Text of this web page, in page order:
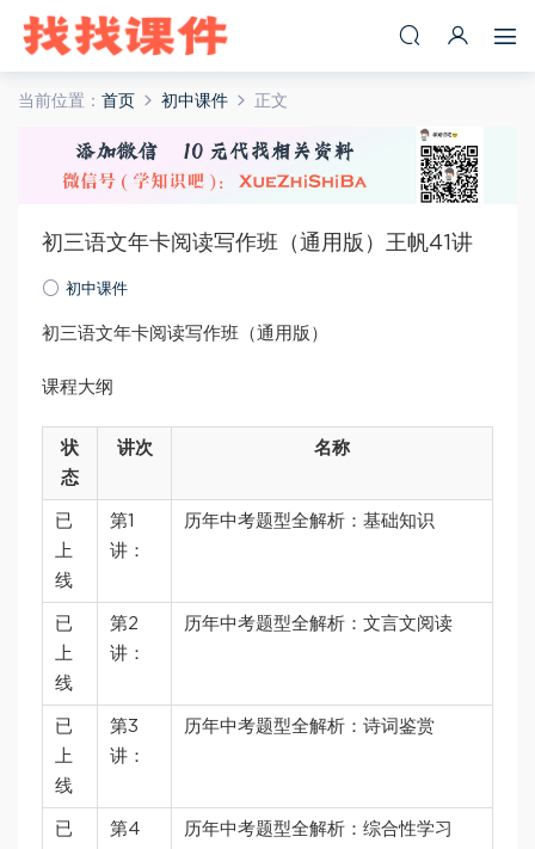
当前位置： 首页 初中课件 正文
初三语文年卡阅读写作班（通用版）王帆41讲
初中课件
初三语文年卡阅读写作班（通用版）
课程大纲
状
态
讲次 名称
已
上
线
第1
讲：
历年中考题型全解析：基础知识
已
上
线
第2
讲：
历年中考题型全解析：文言文阅读
已
上
线
第3
讲：
历年中考题型全解析：诗词鉴赏
已
第4
历年中考题型全解析：综合性学习